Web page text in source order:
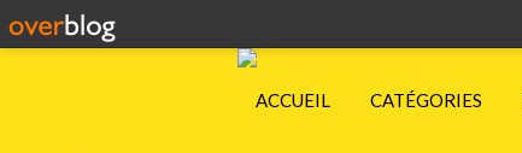
ACCUEIL CATÉGORIES